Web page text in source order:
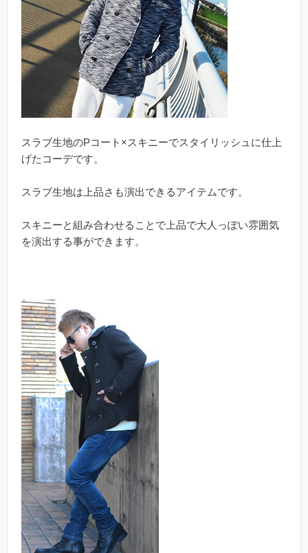
スラブ生地のPコート×スキニーでスタイリッシュに仕上
げたコーデです。
スラブ生地は上品さも演出できるアイテムです。
スキニーと組み合わせることで上品で大人っぽい雰囲気
を演出する事ができます。